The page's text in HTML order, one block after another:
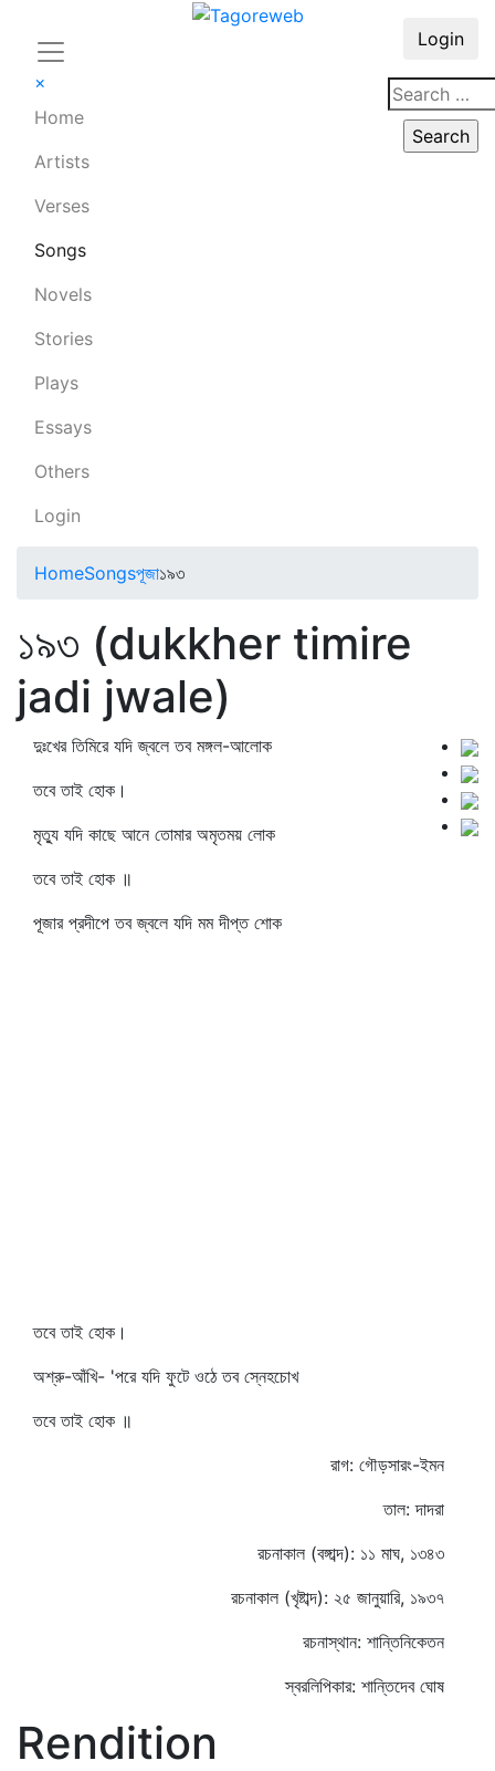
×
Home
Artists
Verses
Songs
Novels
Stories
Plays
Essays
Others
Login
Login
HomeSongsপূজা১৯৩
১৯৩ (dukkher timire
jadi jwale)
দুঃখের তিমিরে যদি জ্বলে তব মঙ্গল-আলোক
তবে তাই হোক।
মৃত্যু যদি কাছে আনে তোমার অমৃতময় লোক
তবে তাই হোক ॥
পূজার প্রদীপে তব জ্বলে যদি মম দীপ্ত শোক
তবে তাই হোক।
অশ্রু-আঁখি- 'পরে যদি ফুটে ওঠে তব স্নেহচোখ
তবে তাই হোক ॥
রাগ: গৌড়সারং-ইমন
তাল: দাদরা
রচনাকাল (বঙ্গাব্দ): ১১ মাঘ, ১৩৪৩
রচনাকাল (খৃষ্টাব্দ): ২৫ জানুয়ারি, ১৯৩৭
রচনাস্থান: শান্তিনিকেতন
স্বরলিপিকার: শান্তিদেব ঘোষ
Rendition